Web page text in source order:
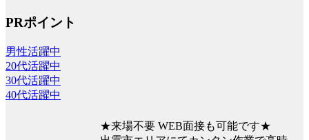
PRポイント
男性活躍中
20代活躍中
30代活躍中
40代活躍中
★来場不要 WEB面接も可能です★